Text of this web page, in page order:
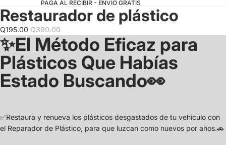
PAGA AL RECIBIR - ENVIO GRATIS
Restaurador de plástico
Precio
de
oferta
Q195.00 Precio
habitual
Q390.00
✨El Método Eficaz para
Plásticos Que Habías
Estado Buscando👀
✅Restaura y renueva los plásticos desgastados de tu vehículo con
el Reparador de Plástico, para que luzcan como nuevos por años.🚗